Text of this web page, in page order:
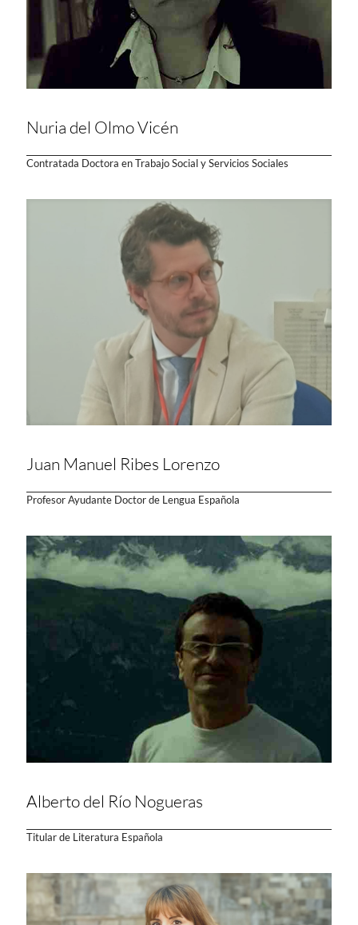
Nuria del Olmo Vicén
Contratada Doctora en Trabajo Social y Servicios Sociales
Juan Manuel Ribes Lorenzo
Profesor Ayudante Doctor de Lengua Española
Alberto del Río Nogueras
Titular de Literatura Española